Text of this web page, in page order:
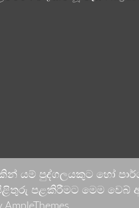
යම් පුද්ගලයකුට හෝ
පළකිරීමට මෙම වෙබ්